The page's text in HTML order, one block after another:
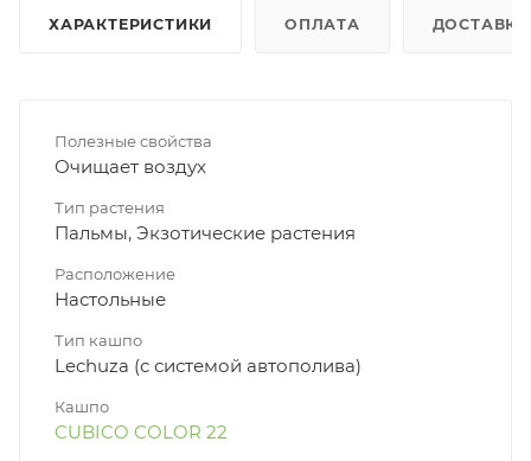
ХАРАКТЕРИСТИКИ ОПЛАТА ДОСТАВКА
Полезные свойства
Очищает воздух
Тип растения
Пальмы, Экзотические растения
Расположение
Настольные
Тип кашпо
Lechuza (с системой автополива)
Кашпо
CUBICO COLOR 22